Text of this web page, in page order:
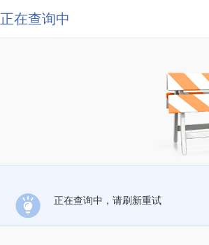
正在查询中
正在查询中，请刷新重试